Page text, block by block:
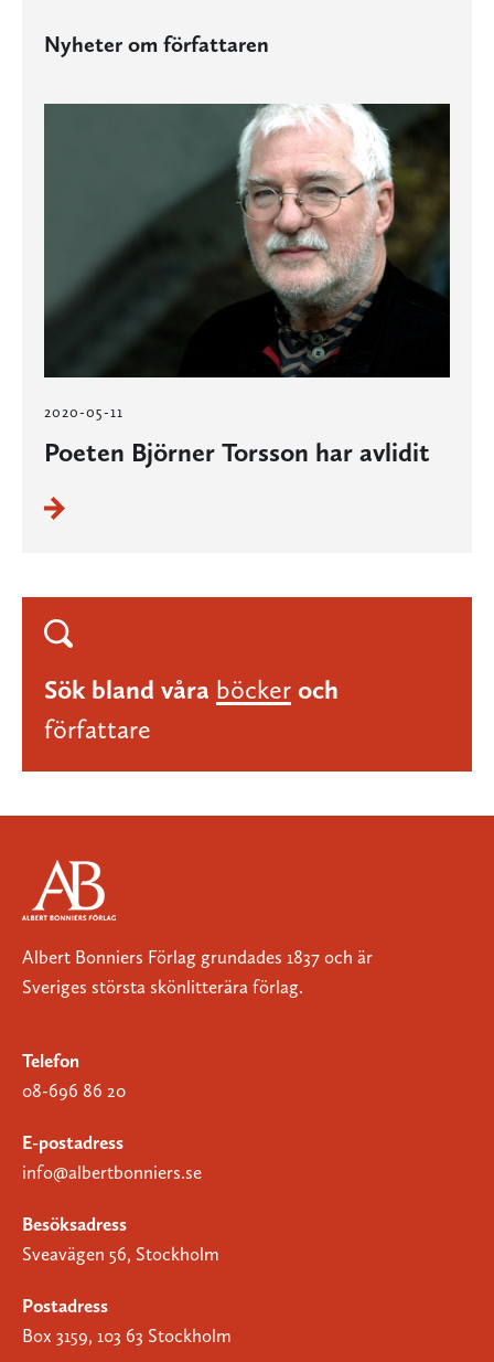
Nyheter om författaren
2020-05-11
Poeten Björner Torsson har avlidit
Sök bland våra böcker och
författare
Albert Bonniers Förlag grundades 1837 och är
Sveriges största skönlitterära förlag.
Telefon
08-696 86 20
E-postadress
info@albertbonniers.se
Besöksadress
Sveavägen 56, Stockholm
Postadress
Box 3159, 103 63 Stockholm